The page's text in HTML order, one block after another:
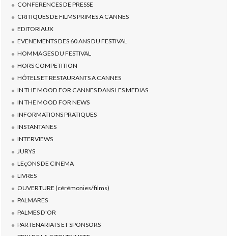
CONFERENCES DE PRESSE
CRITIQUES DE FILMS PRIMES A CANNES
EDITORIAUX
EVENEMENTS DES 60 ANS DU FESTIVAL
HOMMAGES DU FESTIVAL
HORS COMPETITION
HÔTELS ET RESTAURANTS A CANNES
IN THE MOOD FOR CANNES DANS LES MEDIAS
IN THE MOOD FOR NEWS
INFORMATIONS PRATIQUES
INSTANTANES
INTERVIEWS
JURYS
LEçONS DE CINEMA
LIVRES
OUVERTURE (cérémonies/films)
PALMARES
PALMES D'OR
PARTENARIATS ET SPONSORS